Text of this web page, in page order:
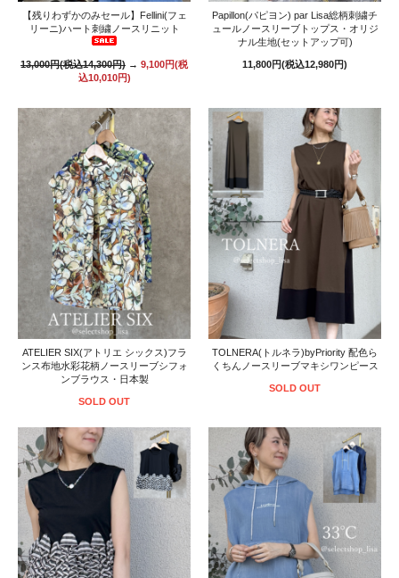
【残りわずかのみセール】Fellini(フェ
リーニ)ハート刺繍ノースリニット
13,000円(税込14,300円) → 9,100円(税
込10,010円)
Papillon(パピヨン) par Lisa総柄刺繍チ
ュールノースリーブトップス・オリジ
ナル生地(セットアップ可)
11,800円(税込12,980円)
ATELIER SIX(アトリエ シックス)フラ
ンス布地水彩花柄ノースリーブシフォ
ンブラウス・日本製
SOLD OUT
TOLNERA(トルネラ)byPriority 配色ら
くちんノースリーブマキシワンピース
SOLD OUT